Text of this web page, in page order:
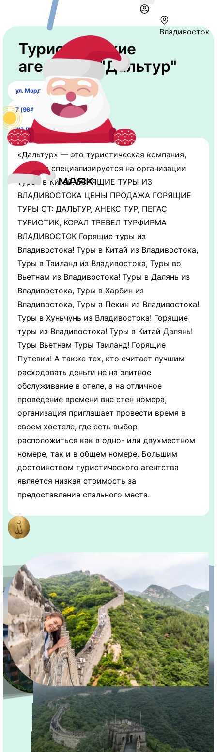
Владивосток
Туристические
агентство "Дальтур"
ул. Мордовцева 3
7 (964) 444-41-44
wa.me/79644444144
«Дальтур» — это туристическая компания,
которая специализируется на организации
туров в Китай. ГОРЯЩИЕ ТУРЫ ИЗ
ВЛАДИВОСТОКА ЦЕНЫ ПРОДАЖА ГОРЯЩИЕ
ТУРЫ ОТ: ДАЛЬТУР, АНЕКС ТУР, ПЕГАС
ТУРИСТИК, КОРАЛ ТРЕВЕЛ ТУРФИРМА
ВЛАДИВОСТОК Горящие туры из
Владивостока! Туры в Китай из Владивостока,
Туры в Таиланд из Владивостока, Туры во
Вьетнам из Владивостока! Туры в Далянь из
Владивостока, Туры в Харбин из
Владивостока, Туры а Пекин из Владивостока!
Туры в Хуньчунь из Владивостока! Горящие
туры из Владивостока! Туры в Китай Далянь!
Туры Вьетнам Туры Таиланд! Горящие
Путевки! А также тех, кто считает лучшим
расходовать деньги не на элитное
обслуживание в отеле, а на отличное
проведение времени вне стен номера,
организация приглашает провести время в
своем хостеле, где есть выбор
расположиться как в одно- или двухместном
номере, так и в общем номере. Большим
достоинством туристического агентства
является низкая стоимость за
предоставление спального места.